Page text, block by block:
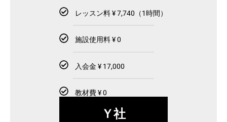
レッスン料 ¥ 7,740（1時間）
施設使用料 ¥ 0
入会金 ¥ 17,000
教材費 ¥ 0
Ｙ社